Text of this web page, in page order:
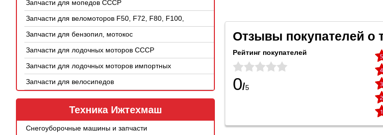
Запчасти для мопедов СССР
Запчасти для веломоторов F50, F72, F80, F100,
4Т
Запчасти для бензопил, мотокос
Запчасти для лодочных моторов СССР
Запчасти для лодочных моторов импортных
Запчасти для велосипедов
Техника Ижтехмаш
Снегоуборочные машины и запчасти
Отзывы покупателей о
Рейтинг покупателей
0/5